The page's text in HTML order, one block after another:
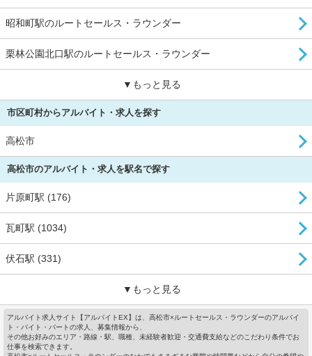
昭和町駅のルートセールス・ラウンダー
栗林公園北口駅のルートセールス・ラウンダー
▼もっと見る
市区町村からアルバイト・求人を探す
高松市
高松市のアルバイト・求人を駅名で探す
片原町駅 (176)
瓦町駅 (1034)
伏石駅 (331)
▼もっと見る
アルバイト求人サイト【アルバイトEX】は、高松市×ルートセールス・ラウンダーのアルバイ
ト・バイト・パートの求人、募集情報から、
その他お好みのエリア・路線・駅、職種、未経験者歓迎・交通費支給などのこだわり条件でお
仕事を検索できます。